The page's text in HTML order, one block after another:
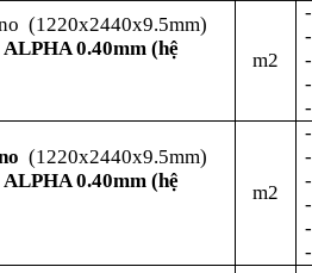
(1220x2440x9.5mm)
ALPHA 0.40mm (hệ
m2
(1220x2440x9.5mm)
ALPHA 0.40mm (hệ
m2